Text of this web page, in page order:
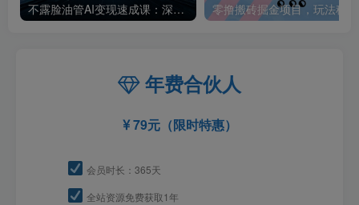
不露脸油管AI变现速成课：深挖高CPM盈利领域，零出镜打造YouTube稳定收益账号
年费合伙人
79元（限时特惠）
会员时长：365天
全站资源免费获取1年